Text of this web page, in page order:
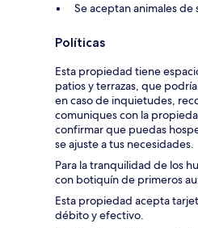
Se aceptan animales de
Políticas
Esta propiedad tiene
patios y terrazas, que
en caso de inquietudes,
comuniques con la
confirmar que puedas
se ajuste a tus necesidades.
Para la tranquilidad de los
con botiquín de primeros
Esta propiedad acepta
débito y efectivo.